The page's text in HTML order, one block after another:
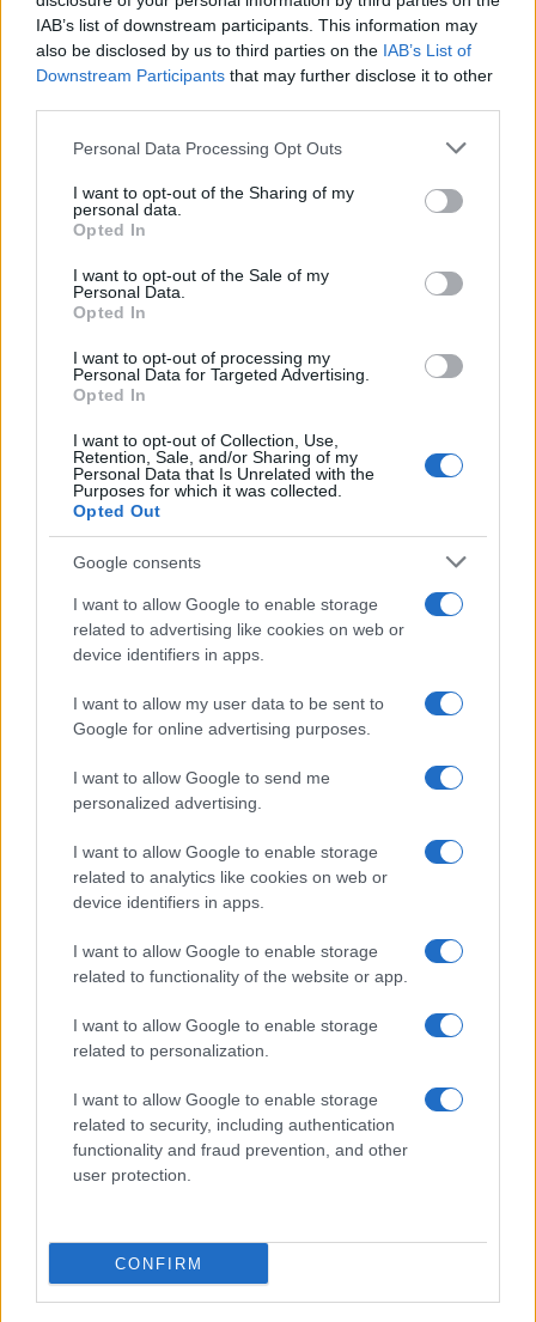
IAB’s list of downstream participants. This information may
also be disclosed by us to third parties on the IAB’s List of
Downstream Participants that may further disclose it to other
Please note that this website/app uses one or more Google
not limited to your visit or usage behaviour. You may click to
grant or deny consent to Google and its third-party tags to
use your data for below specified purposes in below Google
consent section.
Personal Data Processing Opt Outs
I want to opt-out of the Sharing of my
personal data.
Opted In
I want to opt-out of the Sale of my
Personal Data.
Opted In
I want to opt-out of processing my
Personal Data for Targeted Advertising.
Opted In
I want to opt-out of Collection, Use,
Retention, Sale, and/or Sharing of my
Personal Data that Is Unrelated with the
Purposes for which it was collected.
Opted Out
Google consents
I want to allow Google to enable storage
related to advertising like cookies on web or
device identifiers in apps.
I want to allow my user data to be sent to
Google for online advertising purposes.
I want to allow Google to send me
personalized advertising.
I want to allow Google to enable storage
related to analytics like cookies on web or
device identifiers in apps.
I want to allow Google to enable storage
related to functionality of the website or app.
I want to allow Google to enable storage
related to personalization.
I want to allow Google to enable storage
related to security, including authentication
functionality and fraud prevention, and other
user protection.
CONFIRM
Programación deportiva gratuita: lo que
no te puedes perder en agosto de 2026
El verano de 2026 está repleto de eventos…
DEPORTES
sesiones de entrenamiento
Transforma los datos de pretemporada en estrategias
Guía completa para ver los partidos de
El fútbol está en pleno apogeo con partidos…